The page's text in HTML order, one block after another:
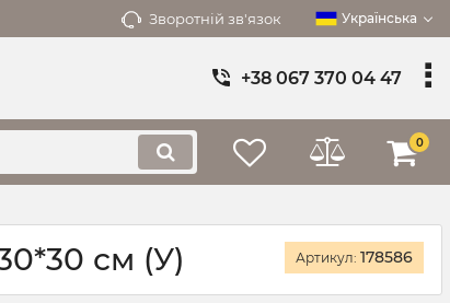
Зворотній зв'язок Українська
+38 067 370 04 47
0
см (У) Артикул: 178586